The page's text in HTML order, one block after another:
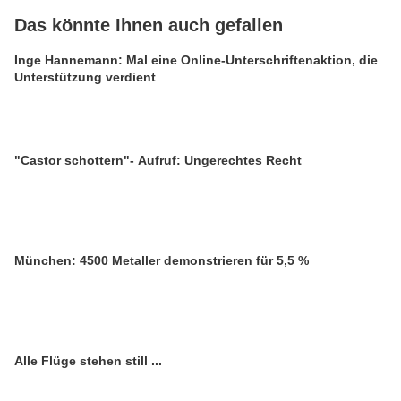
Das könnte Ihnen auch gefallen
Inge Hannemann: Mal eine Online-Unterschriftenaktion, die
Unterstützung verdient
"Castor schottern"- Aufruf: Ungerechtes Recht
München: 4500 Metaller demonstrieren für 5,5 %
Alle Flüge stehen still ...